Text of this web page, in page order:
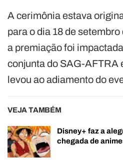
A cerimônia estava
para o dia 18 de
a premiação foi
conjunta do SAG-AFTRA
levou ao adiamento do
VEJA TAMBÉM
Disney+ faz a
chegada de